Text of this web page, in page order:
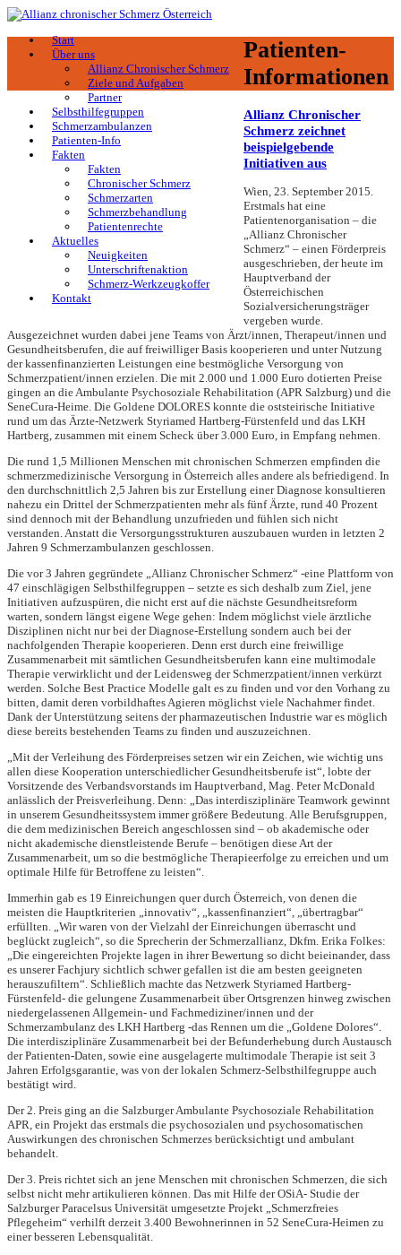
Start
Über uns
Allianz Chronischer Schmerz
Ziele und Aufgaben
Partner
Selbsthilfegruppen
Schmerzambulanzen
Patienten-Info
Fakten
Fakten
Chronischer Schmerz
Schmerzarten
Schmerzbehandlung
Patientenrechte
Aktuelles
Neuigkeiten
Unterschriftenaktion
Schmerz-Werkzeugkoffer
Kontakt
Patienten-
Informationen
Allianz Chronischer
Schmerz zeichnet
beispielgebende
Initiativen aus
Wien, 23. September 2015.
Erstmals hat eine
Patientenorganisation – die
„Allianz Chronischer
Schmerz“ – einen Förderpreis
ausgeschrieben, der heute im
Hauptverband der
Österreichischen
Sozialversicherungsträger
vergeben wurde.
Ausgezeichnet wurden dabei jene Teams von Ärzt/innen, Therapeut/innen und
Gesundheitsberufen, die auf freiwilliger Basis kooperieren und unter Nutzung
der kassenfinanzierten Leistungen eine bestmögliche Versorgung von
Schmerzpatient/innen erzielen. Die mit 2.000 und 1.000 Euro dotierten Preise
gingen an die Ambulante Psychosoziale Rehabilitation (APR Salzburg) und die
SeneCura-Heime. Die Goldene DOLORES konnte die oststeirische Initiative
rund um das Ärzte-Netzwerk Styriamed Hartberg-Fürstenfeld und das LKH
Hartberg, zusammen mit einem Scheck über 3.000 Euro, in Empfang nehmen.
Die rund 1,5 Millionen Menschen mit chronischen Schmerzen empfinden die
schmerzmedizinische Versorgung in Österreich alles andere als befriedigend. In
den durchschnittlich 2,5 Jahren bis zur Erstellung einer Diagnose konsultieren
nahezu ein Drittel der Schmerzpatienten mehr als fünf Ärzte, rund 40 Prozent
sind dennoch mit der Behandlung unzufrieden und fühlen sich nicht
verstanden. Anstatt die Versorgungsstrukturen auszubauen wurden in letzten 2
Jahren 9 Schmerzambulanzen geschlossen.
Die vor 3 Jahren gegründete „Allianz Chronischer Schmerz“ -eine Plattform von
47 einschlägigen Selbsthilfegruppen – setzte es sich deshalb zum Ziel, jene
Initiativen aufzuspüren, die nicht erst auf die nächste Gesundheitsreform
warten, sondern längst eigene Wege gehen: Indem möglichst viele ärztliche
Disziplinen nicht nur bei der Diagnose-Erstellung sondern auch bei der
nachfolgenden Therapie kooperieren. Denn erst durch eine freiwillige
Zusammenarbeit mit sämtlichen Gesundheitsberufen kann eine multimodale
Therapie verwirklicht und der Leidensweg der Schmerzpatient/innen verkürzt
werden. Solche Best Practice Modelle galt es zu finden und vor den Vorhang zu
bitten, damit deren vorbildhaftes Agieren möglichst viele Nachahmer findet.
Dank der Unterstützung seitens der pharmazeutischen Industrie war es möglich
diese bereits bestehenden Teams zu finden und auszuzeichnen.
„Mit der Verleihung des Förderpreises setzen wir ein Zeichen, wie wichtig uns
allen diese Kooperation unterschiedlicher Gesundheitsberufe ist“, lobte der
Vorsitzende des Verbandsvorstands im Hauptverband, Mag. Peter McDonald
anlässlich der Preisverleihung. Denn: „Das interdisziplinäre Teamwork gewinnt
in unserem Gesundheitssystem immer größere Bedeutung. Alle Berufsgruppen,
die dem medizinischen Bereich angeschlossen sind – ob akademische oder
nicht akademische dienstleistende Berufe – benötigen diese Art der
Zusammenarbeit, um so die bestmögliche Therapieerfolge zu erreichen und um
optimale Hilfe für Betroffene zu leisten“.
Immerhin gab es 19 Einreichungen quer durch Österreich, von denen die
meisten die Hauptkriterien „innovativ“, „kassenfinanziert“, „übertragbar“
erfüllten. „Wir waren von der Vielzahl der Einreichungen überrascht und
beglückt zugleich“, so die Sprecherin der Schmerzallianz, Dkfm. Erika Folkes:
„Die eingereichten Projekte lagen in ihrer Bewertung so dicht beieinander, dass
es unserer Fachjury sichtlich schwer gefallen ist die am besten geeigneten
herauszufiltern“. Schließlich machte das Netzwerk Styriamed Hartberg-
Fürstenfeld- die gelungene Zusammenarbeit über Ortsgrenzen hinweg zwischen
niedergelassenen Allgemein- und Fachmediziner/innen und der
Schmerzambulanz des LKH Hartberg -das Rennen um die „Goldene Dolores“.
Die interdisziplinäre Zusammenarbeit bei der Befunderhebung durch Austausch
der Patienten-Daten, sowie eine ausgelagerte multimodale Therapie ist seit 3
Jahren Erfolgsgarantie, was von der lokalen Schmerz-Selbsthilfegruppe auch
bestätigt wird.
Der 2. Preis ging an die Salzburger Ambulante Psychosoziale Rehabilitation
APR, ein Projekt das erstmals die psychosozialen und psychosomatischen
Auswirkungen des chronischen Schmerzes berücksichtigt und ambulant
behandelt.
Der 3. Preis richtet sich an jene Menschen mit chronischen Schmerzen, die sich
selbst nicht mehr artikulieren können. Das mit Hilfe der OSiA- Studie der
Salzburger Paracelsus Universität umgesetzte Projekt „Schmerzfreies
Pflegeheim“ verhilft derzeit 3.400 Bewohnerinnen in 52 SeneCura-Heimen zu
einer besseren Lebensqualität.